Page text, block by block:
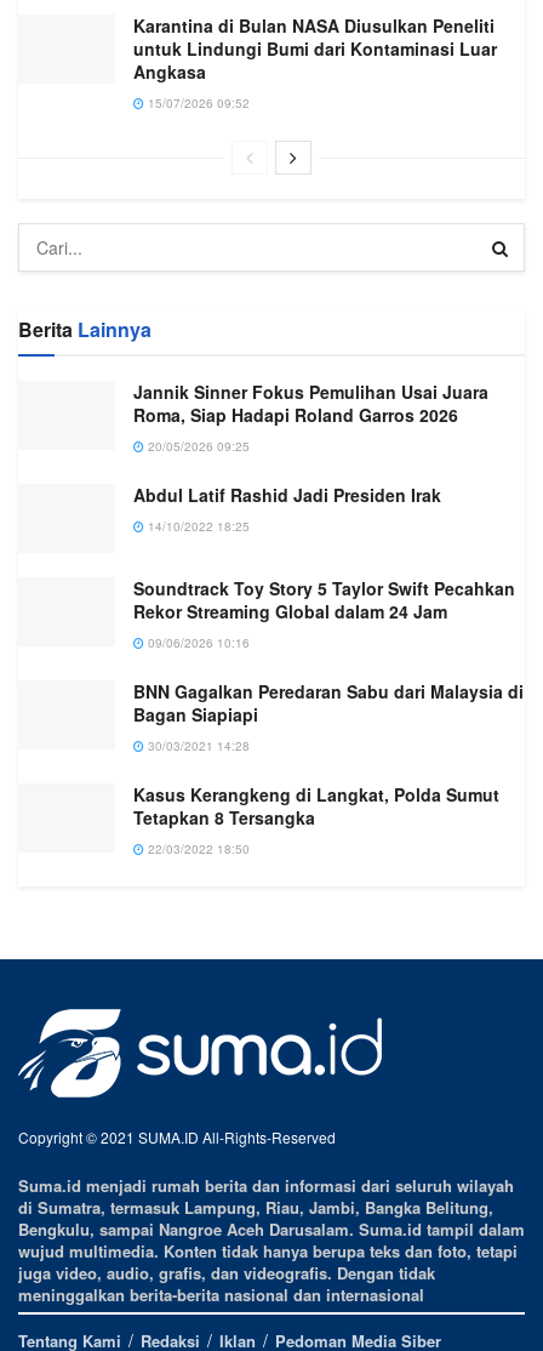
Karantina di Bulan NASA Diusulkan Peneliti
untuk Lindungi Bumi dari Kontaminasi Luar
Angkasa
15/07/2026 09:52
Berita Lainnya
Jannik Sinner Fokus Pemulihan Usai Juara
Roma, Siap Hadapi Roland Garros 2026
20/05/2026 09:25
Abdul Latif Rashid Jadi Presiden Irak
14/10/2022 18:25
Soundtrack Toy Story 5 Taylor Swift Pecahkan
Rekor Streaming Global dalam 24 Jam
09/06/2026 10:16
BNN Gagalkan Peredaran Sabu dari Malaysia di
Bagan Siapiapi
30/03/2021 14:28
Kasus Kerangkeng di Langkat, Polda Sumut
Tetapkan 8 Tersangka
22/03/2022 18:50
Copyright © 2021 SUMA.ID All-Rights-Reserved
Suma.id menjadi rumah berita dan informasi dari seluruh wilayah
di Sumatra, termasuk Lampung, Riau, Jambi, Bangka Belitung,
Bengkulu, sampai Nangroe Aceh Darusalam. Suma.id tampil dalam
wujud multimedia. Konten tidak hanya berupa teks dan foto, tetapi
juga video, audio, grafis, dan videografis. Dengan tidak
meninggalkan berita-berita nasional dan internasional
Tentang Kami
Redaksi Iklan Pedoman Media Siber